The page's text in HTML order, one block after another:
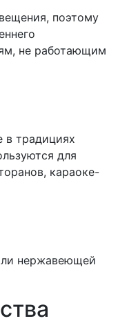
поэтому
не работающим
в традициях
для
караоке-
нержавеющей